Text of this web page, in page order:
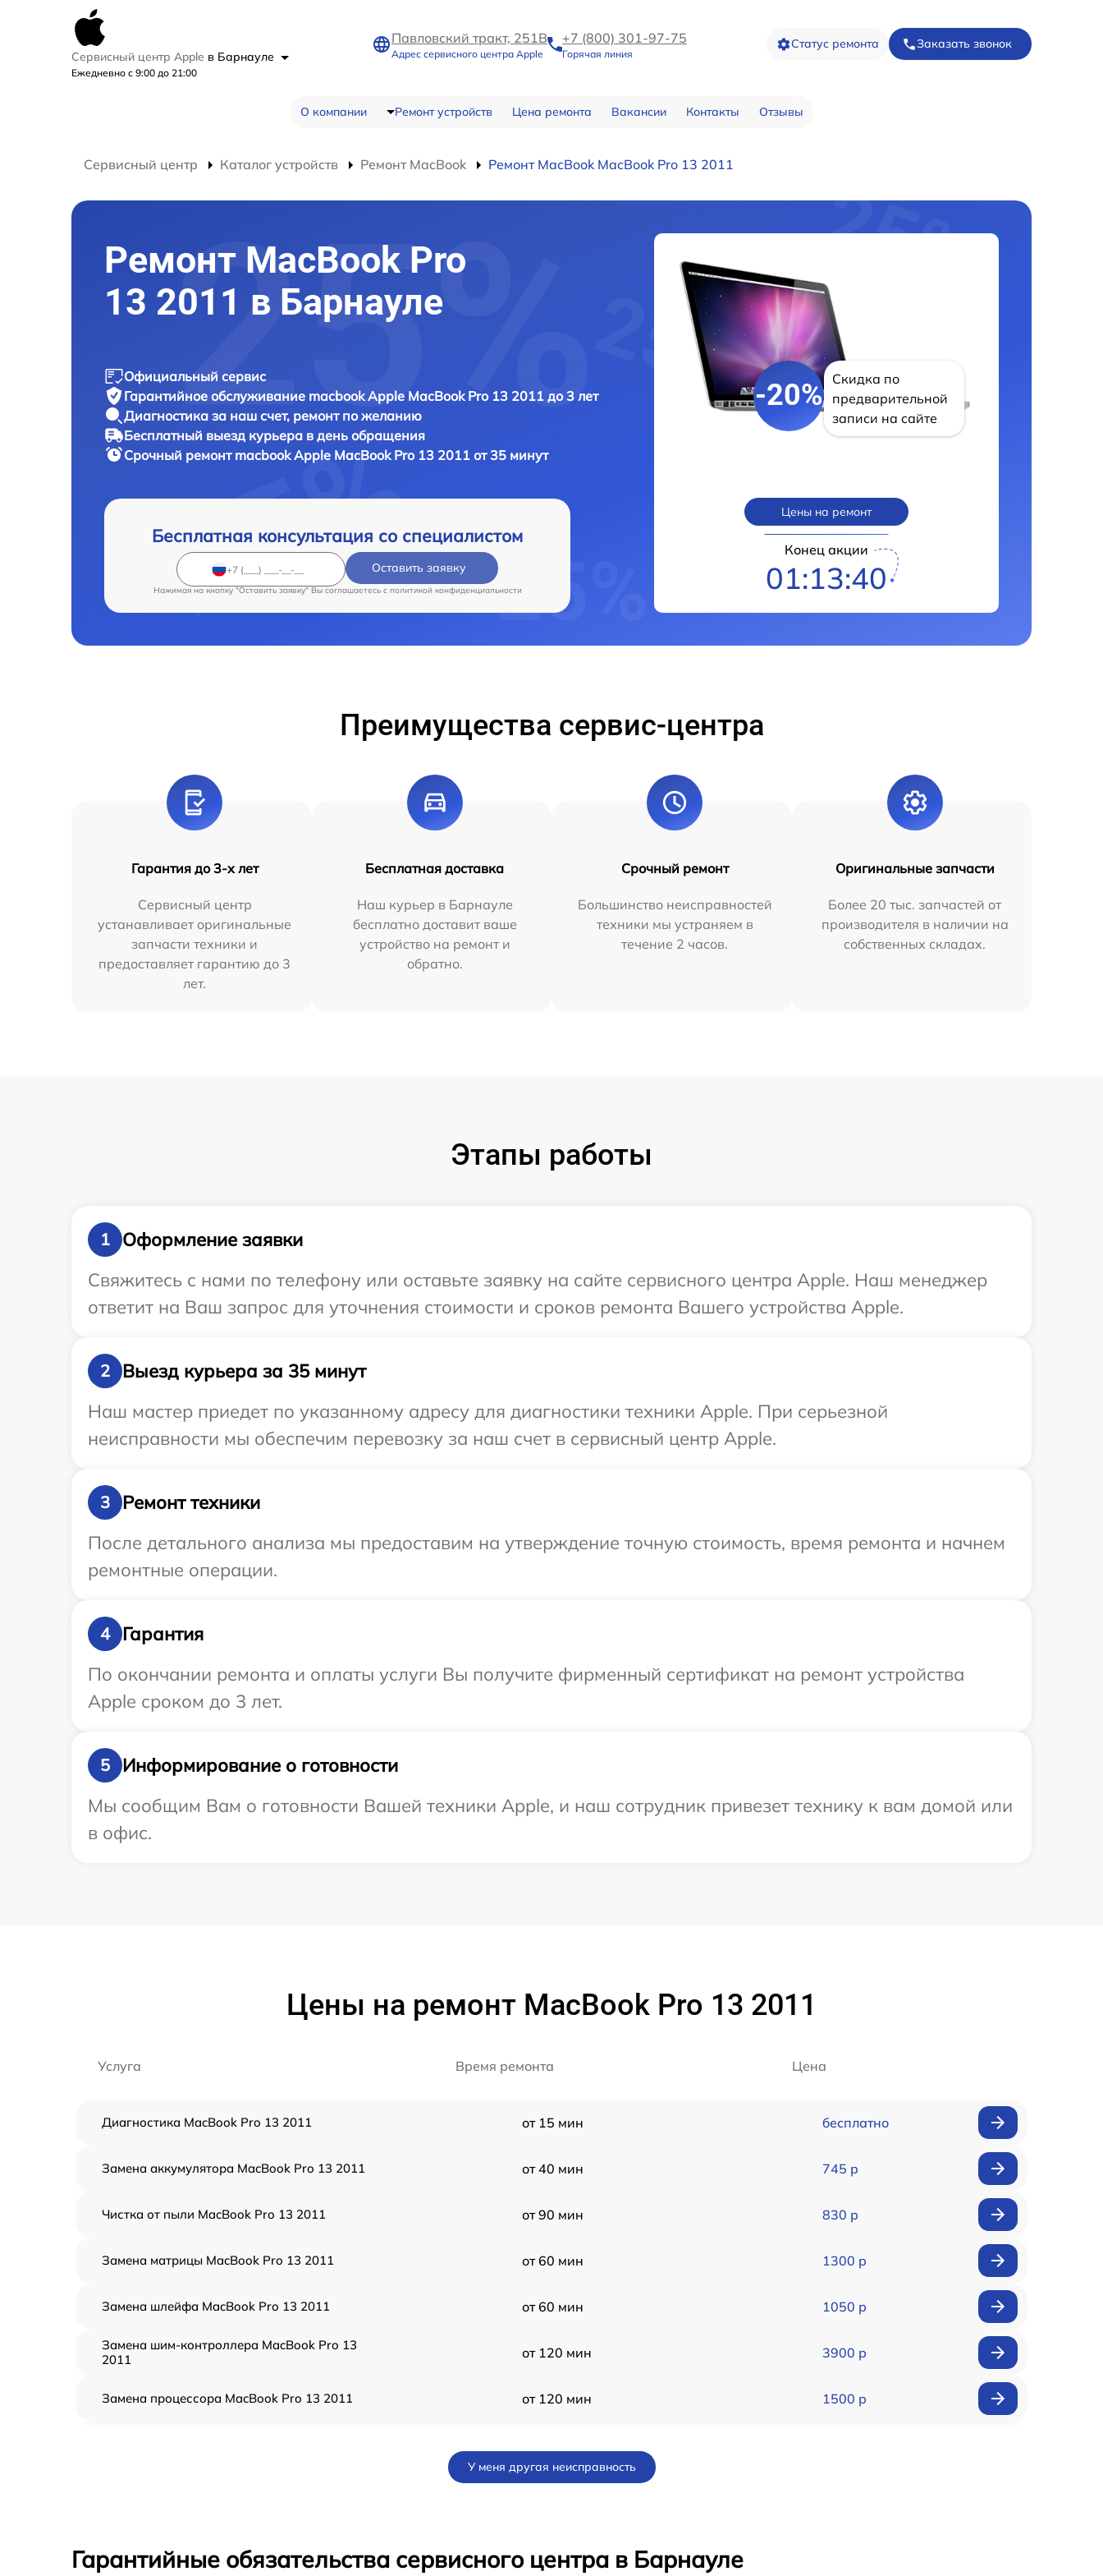
Сервисный центр Apple в Барнауле
Ежедневно с 9:00 до 21:00
Павловский тракт, 251В
Адрес сервисного центра Apple
+7 (800) 301-97-75
Горячая линия
Статус ремонта Заказать звонок
О компании Ремонт устройств Цена ремонта Вакансии Контакты Отзывы
Сервисный центр Каталог устройств Ремонт MacBook Ремонт MacBook MacBook Pro 13 2011
Ремонт MacBook Pro
13 2011 в Барнауле
Официальный сервис
Гарантийное обслуживание macbook Apple MacBook Pro 13 2011 до 3 лет
Диагностика за наш счет, ремонт по желанию
Бесплатный выезд курьера в день обращения
Срочный ремонт macbook Apple MacBook Pro 13 2011 от 35 минут
Бесплатная консультация со специалистом
Оставить заявку
Нажимая на кнопку "Оставить заявку" Вы соглашаетесь c политикой конфиденциальности
-20%
Скидка по
предварительной
записи на сайте
Цены на ремонт
Конец акции
01:13:39
Преимущества сервис-центра
Гарантия до 3-х лет
Сервисный центр
устанавливает оригинальные
запчасти техники и
предоставляет гарантию до 3
лет.
Бесплатная доставка
Наш курьер в Барнауле
бесплатно доставит ваше
устройство на ремонт и
обратно.
Срочный ремонт
Большинство неисправностей
техники мы устраняем в
течение 2 часов.
Оригинальные запчасти
Более 20 тыс. запчастей от
производителя в наличии на
собственных складах.
Этапы работы
1
Оформление заявки
Свяжитесь с нами по телефону или оставьте заявку на сайте сервисного центра Apple. Наш менеджер
ответит на Ваш запрос для уточнения стоимости и сроков ремонта Вашего устройства Apple.
2
Выезд курьера за 35 минут
Наш мастер приедет по указанному адресу для диагностики техники Apple. При серьезной
неисправности мы обеспечим перевозку за наш счет в сервисный центр Apple.
3
Ремонт техники
После детального анализа мы предоставим на утверждение точную стоимость, время ремонта и начнем
ремонтные операции.
4
Гарантия
По окончании ремонта и оплаты услуги Вы получите фирменный сертификат на ремонт устройства
Apple сроком до 3 лет.
5
Информирование о готовности
Мы сообщим Вам о готовности Вашей техники Apple, и наш сотрудник привезет технику к вам домой или
в офис.
Цены на ремонт MacBook Pro 13 2011
Услуга Время ремонта Цена
Диагностика MacBook Pro 13 2011 от 15 мин бесплатно
Замена аккумулятора MacBook Pro 13 2011 от 40 мин 745 р
Чистка от пыли MacBook Pro 13 2011 от 90 мин 830 р
Замена матрицы MacBook Pro 13 2011 от 60 мин 1300 р
Замена шлейфа MacBook Pro 13 2011 от 60 мин 1050 р
Замена шим-контроллера MacBook Pro 13
2011
от 120 мин 3900 р
Замена процессора MacBook Pro 13 2011 от 120 мин 1500 р
У меня другая неисправность
Гарантийные обязательства сервисного центра в Барнауле